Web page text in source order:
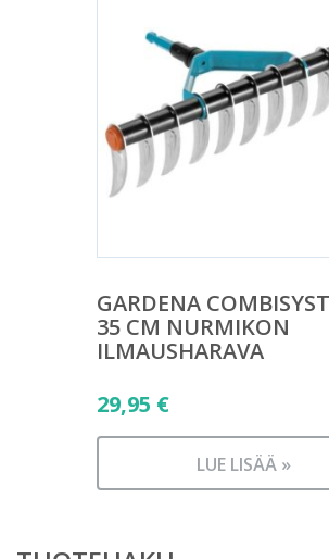
GARDENA
35 CM NURMIKON
ILMAUSHARAVA
29,95 €
LUE LISÄÄ »